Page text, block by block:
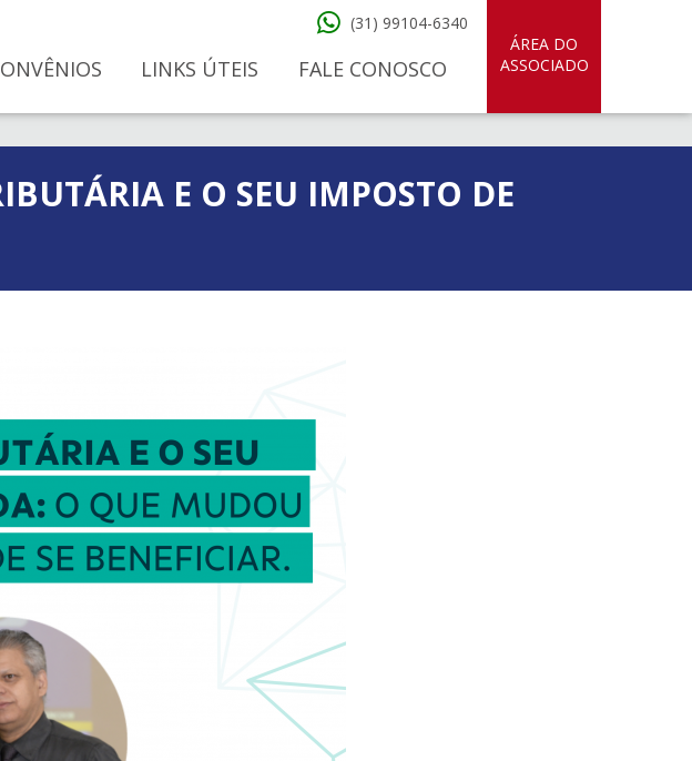
LINKS ÚTEIS FALE CONOSCO
(31) 99104-6340
ÁREA DO
ASSOCIADO
E O SEU IMPOSTO DE